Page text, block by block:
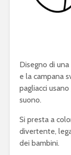
Disegno di
e la campana
pagliacci
suono.
Si presta a
divertente,
dei bambini.